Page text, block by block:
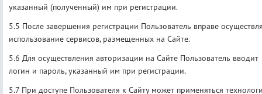
указанный (полученный) им при регистрации.
5.5 После завершения регистрации Пользователь вправе
использование сервисов, размещенных на Сайте.
5.6 Для осуществления авторизации на Сайте Пользователь вводит
логин и пароль, указанный им при регистрации.
5.7 При доступе Пользователя к Сайту может применяться